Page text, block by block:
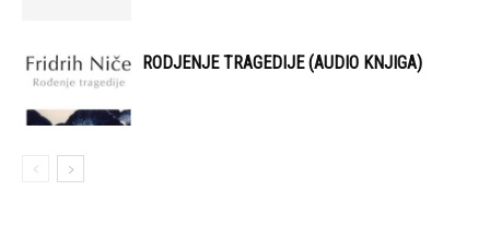
RODJENJE TRAGEDIJE (AUDIO KNJIGA)